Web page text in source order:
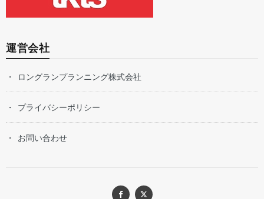
運営会社
ロングランプランニング株式会社
プライバシーポリシー
お問い合わせ